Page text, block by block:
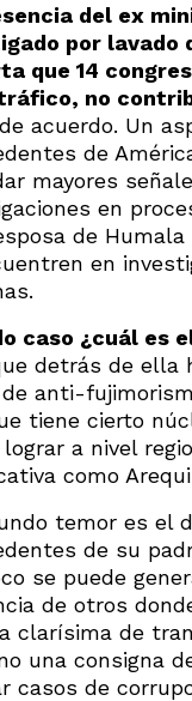
del ex
por lavado
que 14
no
acuerdo. Un
de
mayores
en
de
en
caso ¿cuál es
detrás de ella
anti-
tiene cierto
lograr a nivel
como
temor es el
de su
se puede
de otros
clarísima de
una consigna
casos de